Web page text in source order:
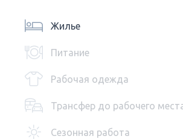
Жилье
Питание
Рабочая одежда
Трансфер до рабочего
Сезонная работа